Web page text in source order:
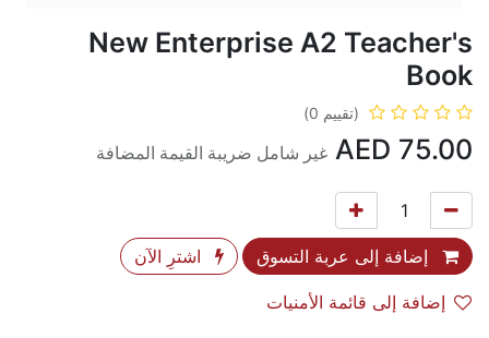
New Enterprise A2 Teacher's
Book
(تقييم 0)
75.00 غير شامل ضريبة القيمة المضافة
إضافة إلى عربة التسوق اشترِ الآن
إضافة إلى قائمة الأمنيات